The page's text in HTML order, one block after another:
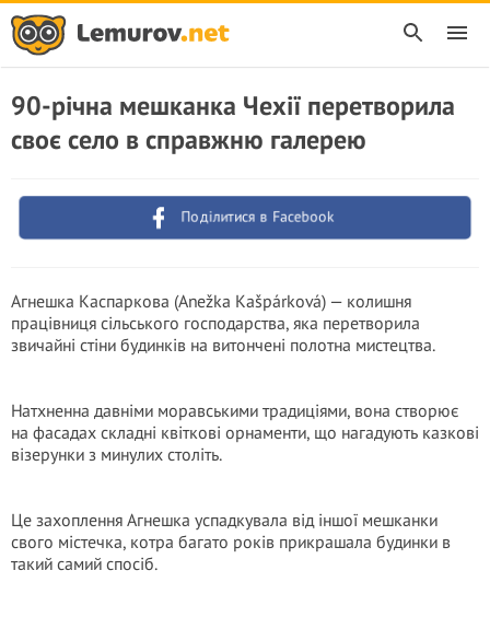
90-річна мешканка Чехії перетворила
своє село в справжню галерею
Поділитися в Facebook
Агнешка Каспаркова (Anežka Kašpárková) — колишня
працівниця сільського господарства, яка перетворила
звичайні стіни будинків на витончені полотна мистецтва.
Натхненна давніми моравськими традиціями, вона створює
на фасадах складні квіткові орнаменти, що нагадують казкові
візерунки з минулих століть.
Це захоплення Агнешка успадкувала від іншої мешканки
свого містечка, котра багато років прикрашала будинки в
такий самий спосіб.